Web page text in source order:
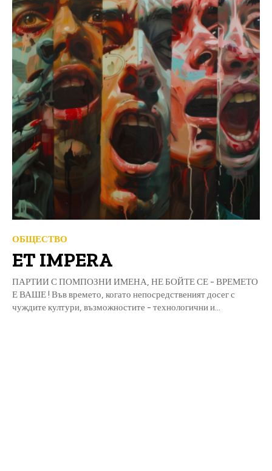
ОБЩЕСТВО
ET IMPERA
ПАРТИИ С ПОМПОЗНИ ИМЕНА, НЕ БОЙТЕ СЕ - ВРЕМЕТО
Е ВАШЕ ! Във времето, когато непосредственият досег с
чуждите култури, възможностите - технологични и...